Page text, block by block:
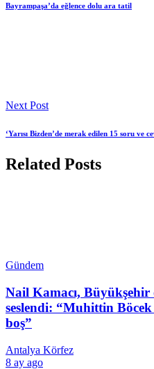
Bayrampaşa’da eğlence dolu ara tatil
Next Post
‘Yarısı Bizden’de merak edilen 15 soru ve
Related Posts
Gündem
Nail Kamacı,
seslendi: “Muhittin
boş”
Antalya Körfez
8 ay ago